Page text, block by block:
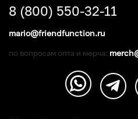
8 (800) 550-32-11
mario@friendfunction.ru
по вопросам опта и мерча: